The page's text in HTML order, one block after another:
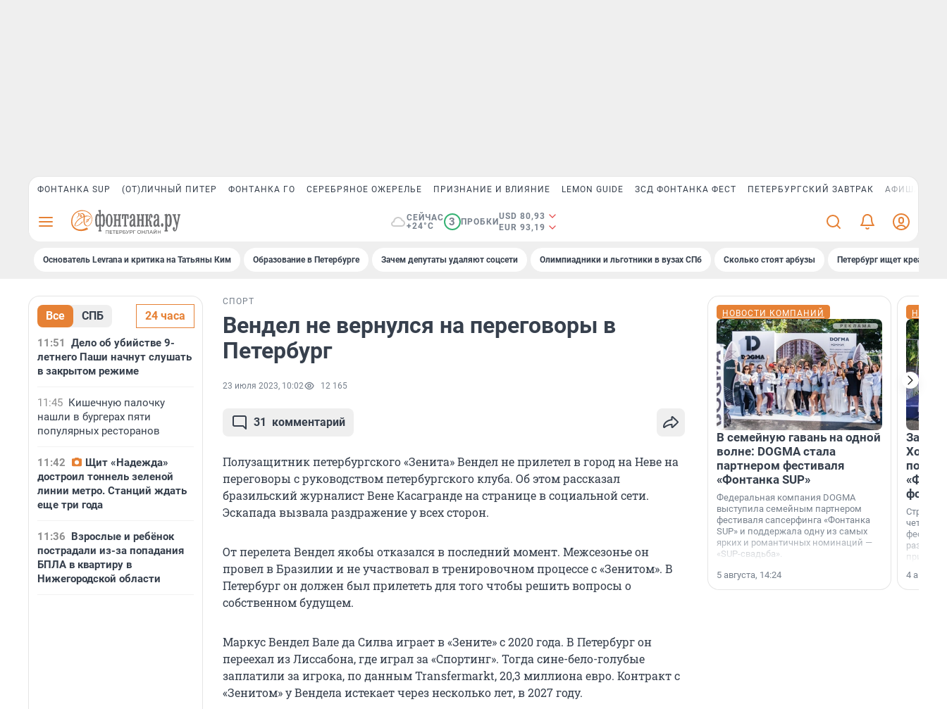
ФОНТАНКА SUP (ОТ)ЛИЧНЫЙ ПИТЕР ФОНТАНКА ГО СЕРЕБРЯНОЕ ОЖЕРЕЛЬЕ ПРИЗНАНИЕ И ВЛИЯНИЕ LEMON GUIDE ЗСД ФОНТАНКА ФЕСТ ПЕТЕРБУРГСКИЙ ЗАВТРАК АФИША PLUS
СЕЙЧАС
+24°C
3 ПРОБКИ
USD 80,93
EUR 93,19
Основатель Levrana и критика на Татьяны Ким Образование в Петербурге Зачем депутаты удаляют соцсети Олимпиадники и льготники в вузах СПб Сколько стоят арбузы Петербург ищет креатив
Все СПБ 24 часа
11:51
Дело об убийстве 9-
летнего Паши начнут слушать
в закрытом режиме
11:45 Кишечную палочку
нашли в бургерах пяти
популярных ресторанов
11:42
Щит «Надежда»
достроил тоннель зеленой
линии метро. Станций ждать
еще три года
11:36 Взрослые и ребёнок
пострадали из-за попадания
БПЛА в квартиру в
Нижегородской области
СПОРТ
Вендел не вернулся на переговоры в
Петербург
23 июля 2023, 10:02 12 165
31 комментарий
Полузащитник петербургского «Зенита» Вендел не прилетел в город на Неве на
переговоры с руководством петербургского клуба. Об этом рассказал
бразильский журналист Вене Касагранде на странице в социальной сети.
Эскапада вызвала раздражение у всех сторон.
От перелета Вендел якобы отказался в последний момент. Межсезонье он
провел в Бразилии и не участвовал в тренировочном процессе с «Зенитом». В
Петербург он должен был прилететь для того чтобы решить вопросы о
собственном будущем.
Маркус Вендел Вале да Силва играет в «Зените» с 2020 года. В Петербург он
переехал из Лиссабона, где играл за «Спортинг». Тогда сине-бело-голубые
заплатили за игрока, по данным Transfermarkt, 20,3 миллиона евро. Контракт с
«Зенитом» у Вендела истекает через несколько лет, в 2027 году.
НОВОСТИ КОМПАНИЙ
В семейную гавань на одной
волне: DOGMA стала
партнером фестиваля
«Фонтанка SUP»
Федеральная компания DOGMA
выступила семейным партнером
фестиваля сапсерфинга «Фонтанка
SUP» и поддержала одну из самых
ярких и романтичных номинаций —
«SUP-свадьба».
5 августа, 14:24
раз
4